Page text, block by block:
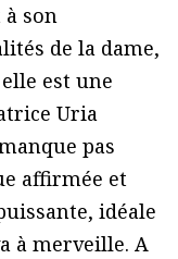
à son
de la dame,
est une
Uria
pas
affirmée et
idéale
à merveille. A